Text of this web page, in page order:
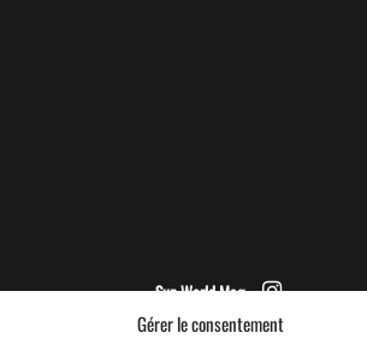
Gérer le consentement
Sup World Mag